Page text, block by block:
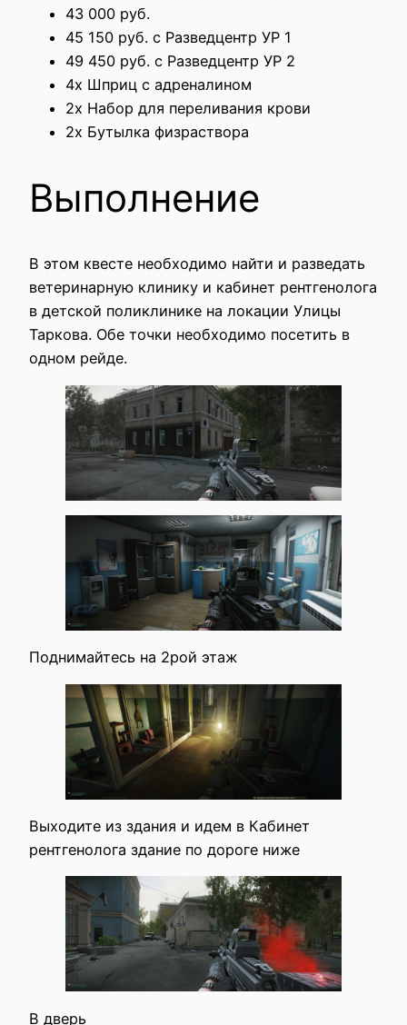
43 000 руб.
45 150 руб. с Разведцентр УР 1
49 450 руб. с Разведцентр УР 2
4x Шприц с адреналином
2x Набор для переливания крови
2x Бутылка физраствора
Выполнение
В этом квесте необходимо найти и разведать
ветеринарную клинику и кабинет рентгенолога
в детской поликлинике на локации Улицы
Таркова. Обе точки необходимо посетить в
одном рейде.
Поднимайтесь на 2рой этаж
Выходите из здания и идем в Кабинет
рентгенолога здание по дороге ниже
В дверь